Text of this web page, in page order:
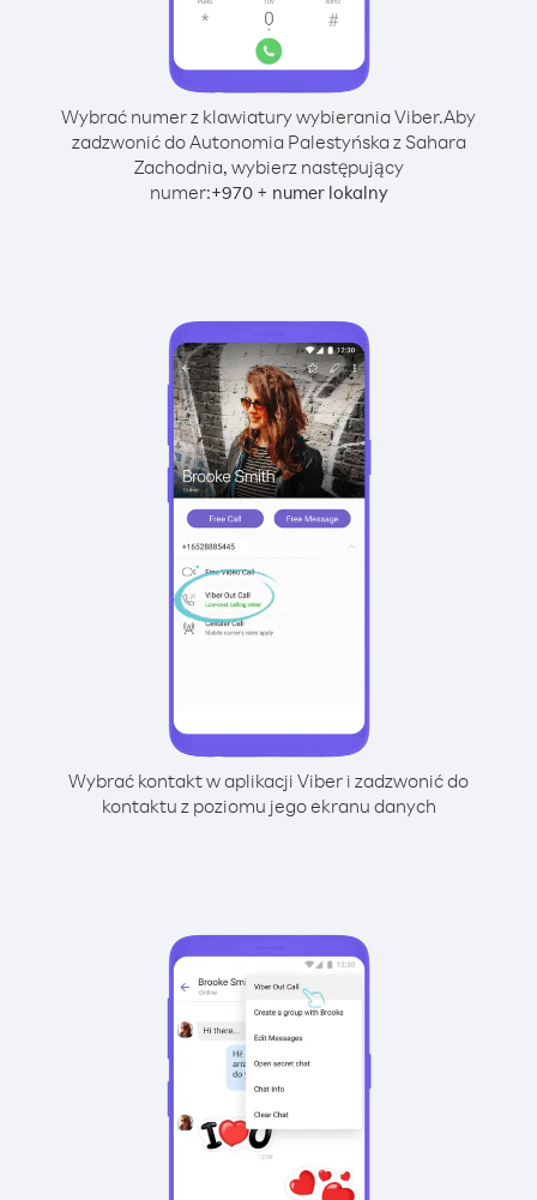
Wybrać numer z klawiatury wybierania Viber.Aby
zadzwonić do Autonomia Palestyńska z Sahara
Zachodnia, wybierz następujący
numer:+970+ numer lokalny
Wybrać kontakt w aplikacji Viber i zadzwonić do
kontaktu z poziomu jego ekranu danych